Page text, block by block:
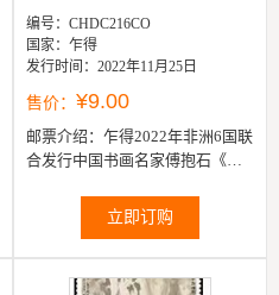
编号：CHDC216CO
国家：乍得
发行时间：2022年11月25日
售价： ¥9.00
邮票介绍： 乍得2022年非洲6国联
合发行中国书画名家傅抱石《湘
立即订购